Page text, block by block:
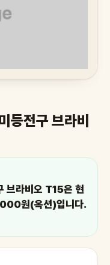
등전구 브라비
브라비오 T15은 현
원(옥션)입니다.